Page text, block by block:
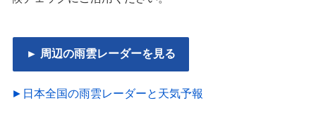
► 周辺の雨雲レーダーを見る
►日本全国の雨雲レーダーと天気予報